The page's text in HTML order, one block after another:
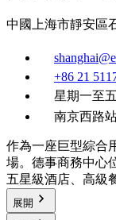
中國上海市靜安區
+86 21
星期一至
南京西路
作為一座巨型綜合
場。德事商務中心
五星級酒店、高級
展開